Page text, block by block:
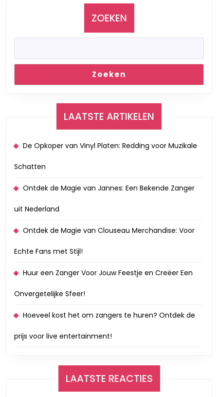
ZOEKEN
Zoeken
LAATSTE ARTIKELEN
De Opkoper van Vinyl Platen: Redding voor Muzikale
Schatten
Ontdek de Magie van Jannes: Een Bekende Zanger
uit Nederland
Ontdek de Magie van Clouseau Merchandise: Voor
Echte Fans met Stijl!
Huur een Zanger Voor Jouw Feestje en Creëer Een
Onvergetelijke Sfeer!
Hoeveel kost het om zangers te huren? Ontdek de
prijs voor live entertainment!
LAATSTE REACTIES